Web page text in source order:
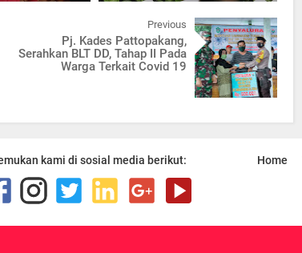
Previous
Pj. Kades Pattopakang,
Serahkan BLT DD, Tahap II Pada
Warga Terkait Covid 19
kami di sosial media berikut: Home